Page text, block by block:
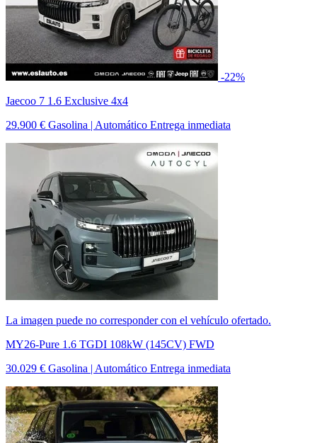
-22%
Jaecoo 7 1.6 Exclusive 4x4
29.900 € Gasolina | Automático Entrega inmediata
La imagen puede no corresponder con el vehículo ofertado.
MY26-Pure 1.6 TGDI 108kW (145CV) FWD
30.029 € Gasolina | Automático Entrega inmediata